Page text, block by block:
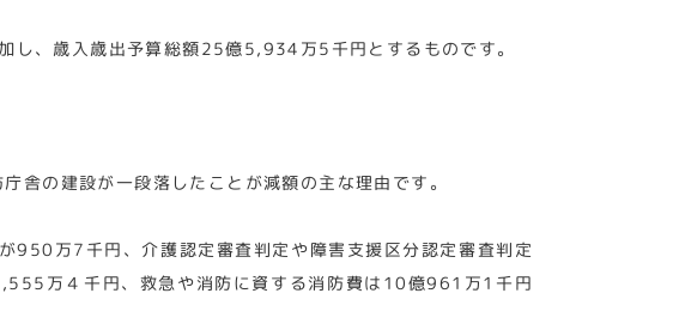
、歳入歳出予算総額25億5,934万5千円とするものです。
の建設が一段落したことが減額の主な理由です。
950万7千円、介護認定審査判定や障害支援区分認定審査判定
万４千円、救急や消防に資する消防費は10億961万1千円